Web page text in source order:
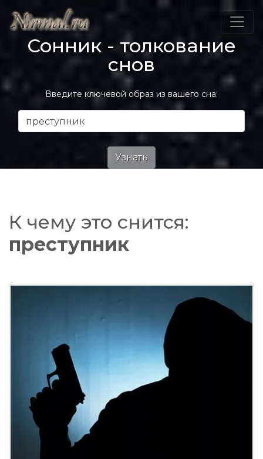
Сонник - толкование
снов
Введите ключевой образ из вашего сна:
К чему это снится:
преступник